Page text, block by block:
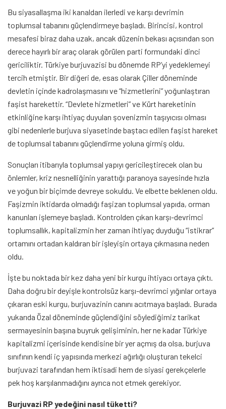
Bu siyasallaşma iki kanaldan ilerledi ve karşı devrimin
toplumsal tabanını güçlendirmeye başladı. Birincisi, kontrol
mesafesi biraz daha uzak, ancak düzenin bekası açısından son
derece hayırlı bir araç olarak görülen parti formundaki dinci
gericiliktir. Türkiye burjuvazisi bu dönemde RP’yi yedeklemeyi
tercih etmiştir. Bir diğeri de, esas olarak Çiller döneminde
devletin içinde kadrolaşmasını ve “hizmetlerini” yoğunlaştıran
faşist harekettir. “Devlete hizmetleri” ve Kürt hareketinin
etkinliğine karşı ihtiyaç duyulan şovenizmin taşıyıcısı olması
gibi nedenlerle burjuva siyasetinde baştacı edilen faşist hareket
de toplumsal tabanını güçlendirme yoluna girmiş oldu.
Sonuçları itibarıyla toplumsal yapıyı gericileştirecek olan bu
önlemler, kriz nesnelliğinin yarattığı paranoya sayesinde hızla
ve yoğun bir biçimde devreye sokuldu. Ve elbette beklenen oldu.
Faşizmin iktidarda olmadığı faşizan toplumsal yapıda, orman
kanunları işlemeye başladı. Kontrolden çıkan karşı-devrimci
toplumsallık, kapitalizmin her zaman ihtiyaç duyduğu “istikrar”
ortamını ortadan kaldıran bir işleyişin ortaya çıkmasına neden
oldu.
İşte bu noktada bir kez daha yeni bir kurgu ihtiyacı ortaya çıktı.
Daha doğru bir deyişle kontrolsüz karşı-devrimci yığınlar ortaya
çıkaran eski kurgu, burjuvazinin canını acıtmaya başladı. Burada
yukarıda Özal döneminde güçlendiğini söylediğimiz tarikat
sermayesinin başına buyruk gelişiminin, her ne kadar Türkiye
kapitalizmi içerisinde kendisine bir yer açmış da olsa, burjuva
sınıfının kendi iç yapısında merkezi ağırlığı oluşturan tekelci
burjuvazi tarafından hem iktisadi hem de siyasi gerekçelerle
pek hoş karşılanmadığını ayrıca not etmek gerekiyor.
Burjuvazi RP yedeğini nasıl tüketti?